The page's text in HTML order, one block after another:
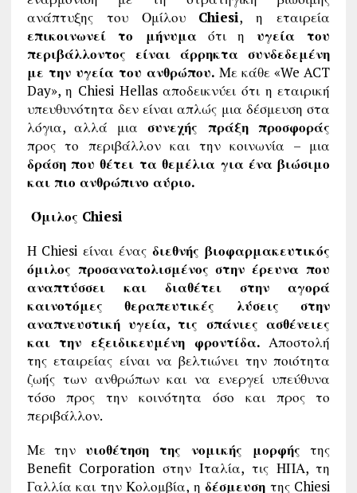
ανάπτυξης του Ομίλου Chiesi, η εταιρεία
επικοινωνεί το μήνυμαότι η υγεία του
περιβάλλοντος είναι άρρηκτα συνδεδεμένη
με την υγεία του ανθρώπου.Με κάθε «We ACT
Day», η Chiesi Hellas αποδεικνύει ότι η εταιρική
υπευθυνότητα δεν είναι απλώς μια δέσμευση στα
λόγια, αλλά μια συνεχής πράξη προσφοράς
προς το περιβάλλον και την κοινωνία – μια
δράση που θέτει τα θεμέλια για ένα βιώσιμο
και πιο ανθρώπινο αύριο.
Όμιλος Chiesi
Η Chiesi είναι ένας διεθνής βιοφαρμακευτικός
όμιλος προσανατολισμένος στην έρευνα που
αναπτύσσει και διαθέτει στην αγορά
καινοτόμες θεραπευτικές λύσεις στην
αναπνευστική υγεία, τις σπάνιες ασθένειες
και την εξειδικευμένη φροντίδα. Αποστολή
της εταιρείας είναι να βελτιώνει την ποιότητα
ζωής των ανθρώπων και να ενεργεί υπεύθυνα
τόσο προς την κοινότητα όσο και προς το
περιβάλλον.
Με τηνυιοθέτηση της νομικής μορφήςτης
Benefit Corporation στην Ιταλία, τις ΗΠΑ, τη
Γαλλία και την Κολομβία, ηδέσμευση της Chiesi